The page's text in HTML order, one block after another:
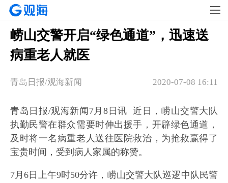
崂山交警开启“绿色通道”，迅速送
病重老人就医
2020-07-08 16:11
青岛日报/观海新闻
青岛日报/观海新闻7月8日讯 近日，崂山交警大队
执勤民警在群众需要时伸出援手，开辟绿色通道，
及时将一名病重老人送往医院救治，为抢救赢得了
宝贵时间，受到病人家属的称赞。
7月6日上午9时50分许，崂山交警大队巡逻中队民警